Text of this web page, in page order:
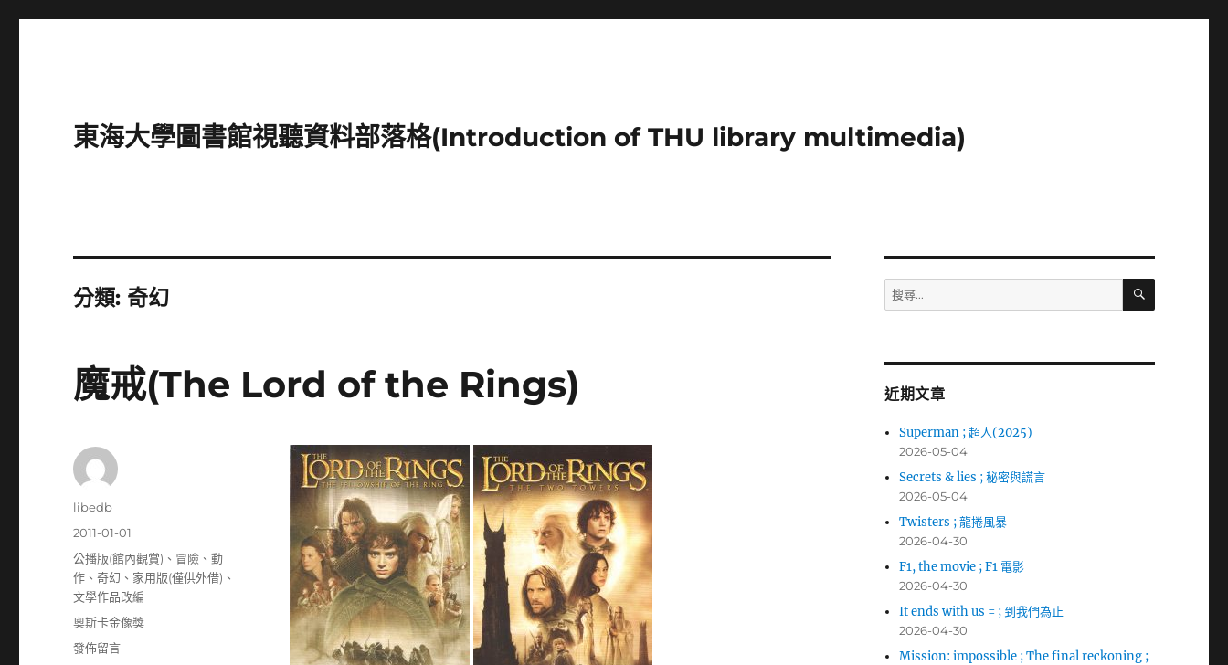
東海大學圖書館視聽資料部落格(Introduction of THU library multimedia)
分類: 奇幻
魔戒(The Lord of the Rings)
作
libedb
發
佈
日
期:
2011-01-01
分
類
公播版(館內觀賞) 、 冒險 、動
作 、奇幻 、 家用版(僅供外借) 、
文學作品改編
標
籤
奧斯卡金像獎
在
發佈留言
搜
尋
字:
搜
近期文章
Superman ; 超人(2025)
2026-05-04
Secrets & lies ; 秘密與謊言
2026-05-04
Twisters ; 龍捲風暴
2026-04-30
F1, the movie ; F1 電影
2026-04-30
It ends with us = ; 到我們為止
2026-04-30
Mission: impossible ; The final reckoning ;